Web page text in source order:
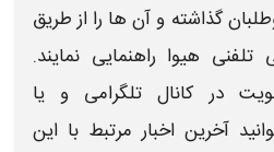
گذاشته و آن ها را از طریق
هیوا راهنمایی نمایند.
در کانال تلگرامی و یا
آخرین اخبار مرتبط با این